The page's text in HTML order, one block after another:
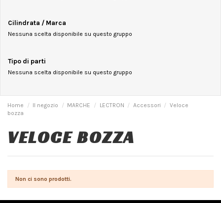
Cilindrata / Marca
Nessuna scelta disponibile su questo gruppo
Tipo di parti
Nessuna scelta disponibile su questo gruppo
Home Il negozio MARCHE LECTRON Accessori
Veloce
bozza
VELOCE BOZZA
Non ci sono prodotti.